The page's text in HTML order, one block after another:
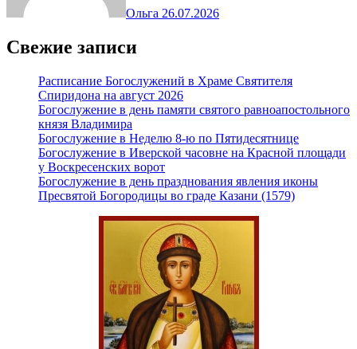
Ольга 26.07.2026
Свежие записи
Расписание Богослужений в Храме Святителя
Спиридона на август 2026
Богослужение в день памяти святого равноапостольного
князя Владимира
Богослужение в Неделю 8-ю по Пятидесятнице
Богослужение в Иверской часовне на Красной площади
у Воскресенских ворот
Богослужение в день празднования явления иконы
Пресвятой Богородицы во граде Казани (1579)